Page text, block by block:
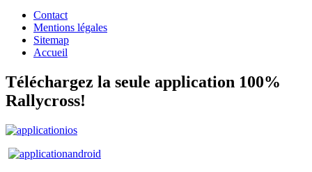
Contact
Mentions légales
Sitemap
Accueil
Téléchargez la seule application 100%
Rallycross!